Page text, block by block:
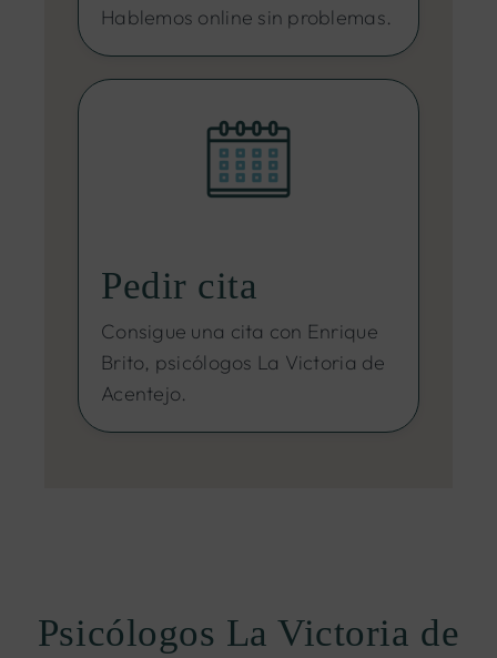
Hablemos online sin problemas.
Pedir cita
Consigue una cita con Enrique
Brito, psicólogos La Victoria de
Acentejo.
Psicólogos La Victoria de